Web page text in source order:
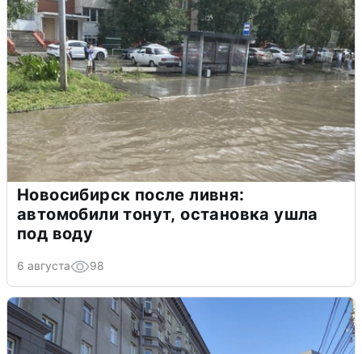
Новосибирск после ливня:
автомобили тонут, остановка ушла
под воду
6 августа 98